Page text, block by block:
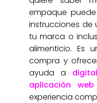
empaque
instrucciones de
tu marca o
alimenticio. Es
compra y
ayuda a
aplicación
experiencia